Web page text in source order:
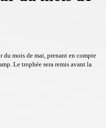
du mois de mai, prenant en compte
Le trophée sera remis avant la